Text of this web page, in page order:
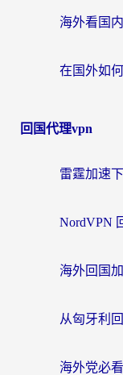
回国代理vpn